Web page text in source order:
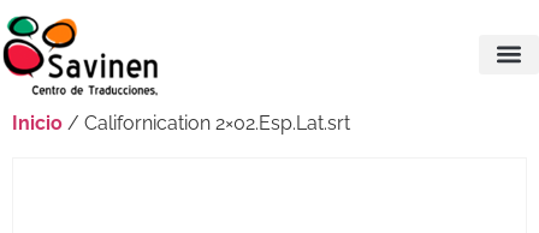
Inicio / Californication 2×02.Esp.Lat.srt